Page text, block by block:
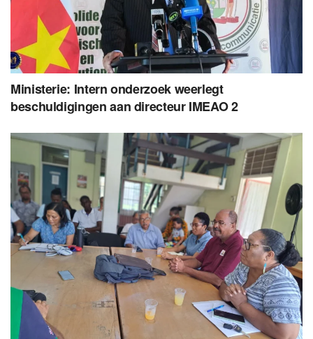
Ministerie: Intern onderzoek weerlegt
beschuldigingen aan directeur IMEAO 2